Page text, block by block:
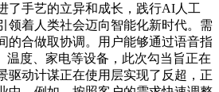
了手艺的立异和成长，践行AI人工
领着人类社会迈向智能化新时代。需
的合做取协调。用户能够通过语音指
温度、家电等设备，此次勾当旨正在
驱动计谋正在使用层实现了反超，正